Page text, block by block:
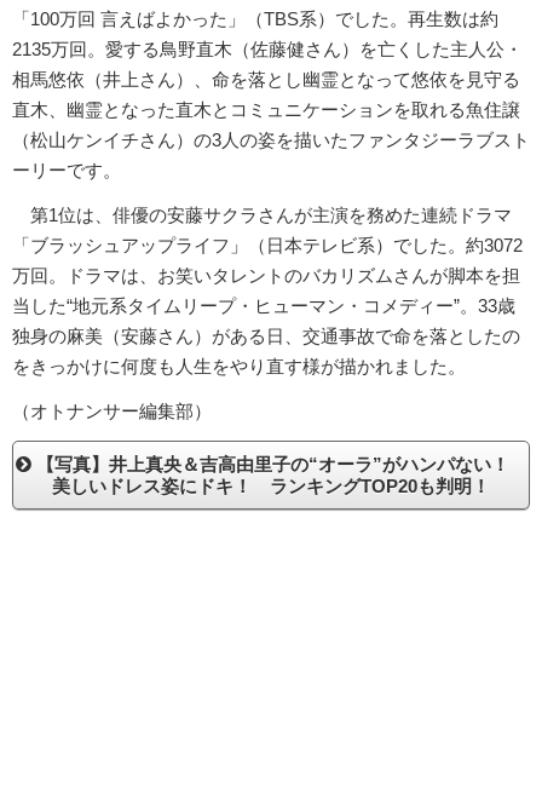
「100万回 言えばよかった」（TBS系）でした。再生数は約
2135万回。愛する鳥野直木（佐藤健さん）を亡くした主人公・
相馬悠依（井上さん）、命を落とし幽霊となって悠依を見守る
直木、幽霊となった直木とコミュニケーションを取れる魚住譲
（松山ケンイチさん）の3人の姿を描いたファンタジーラブスト
ーリーです。
第1位は、俳優の安藤サクラさんが主演を務めた連続ドラマ
「ブラッシュアップライフ」（日本テレビ系）でした。約3072
万回。ドラマは、お笑いタレントのバカリズムさんが脚本を担
当した“地元系タイムリープ・ヒューマン・コメディー”。33歳
独身の麻美（安藤さん）がある日、交通事故で命を落としたの
をきっかけに何度も人生をやり直す様が描かれました。
（オトナンサー編集部）
【写真】井上真央＆吉高由里子の“オーラ”がハンパない！
美しいドレス姿にドキ！ ランキングTOP20も判明！